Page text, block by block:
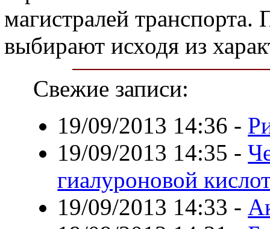
магистралей
выбирают исходя из
Свежие записи:
19/09/2013 14:36 -
19/09/2013 14:35 -
гиалуроновой
19/09/2013 14:33 -